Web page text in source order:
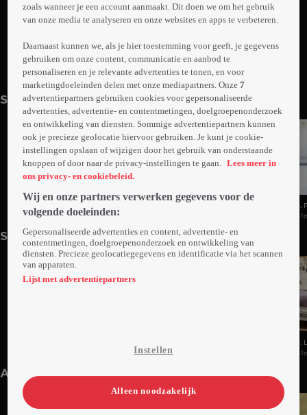
legerbasis Pearl Harbor. Samen met haar team
onderzoekt ze zware misdrijven die verband houden met
de marine, de nationale veiligheid en Hawaï.
Abonneren op Videoland
Meer
info
Seizoen 1
40min
3.
Seizoen 3
39min
3.
Anderen kijken ook
zoals wanneer je een account aanmaakt. Dit doen we om het gebruik
van onze media te analyseren en onze websites en apps te verbeteren.
Daarnaast kunnen we, als je hier toestemming voor geeft, je gegevens
gebruiken om onze content, communicatie en aanbod te
personaliseren en je relevante advertenties te tonen, en voor
marketingdoeleinden delen met onze mediapartners. Onze7
advertentiepartners gebruiken cookies voor gepersonaliseerde
advertenties, advertentie- en contentmetingen, doelgroepenonderzoek
en ontwikkeling van diensten. Sommige advertentiepartners kunnen
ook je precieze geolocatie hiervoor gebruiken. Je kunt je cookie-
instellingen opslaan of wijzigen door het gebruik van onderstaande
knoppen of door naar de privacy-instellingen te gaan.
Lees meer in
ons privacy- en cookiebeleid.
Wij en onze partners verwerken gegevens voor de
volgende doeleinden:
Gepersonaliseerde advertenties en content, advertentie- en
contentmetingen, doelgroepenonderzoek en ontwikkeling van
diensten. Precieze geolocatiegegevens en identificatie via het scannen
van apparaten.
Lijst met advertentiepartners
Instellen
Alleen noodzakelijk